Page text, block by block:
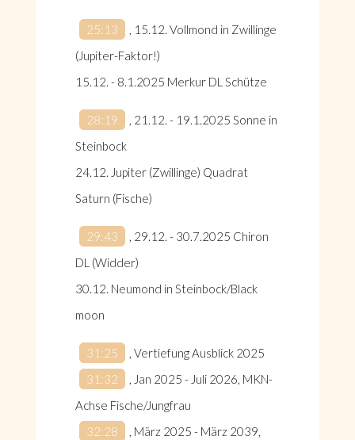
25:13
, 15.12. Vollmond in Zwillinge
(Jupiter-Faktor!)
15.12. - 8.1.2025 Merkur DL Schütze
28:19
, 21.12. - 19.1.2025 Sonne in
Steinbock
24.12. Jupiter (Zwillinge) Quadrat
Saturn (Fische)
29:43
, 29.12. - 30.7.2025 Chiron
DL (Widder)
30.12. Neumond in Steinbock/Black
moon
31:25
, Vertiefung Ausblick 2025
31:32
, Jan 2025 - Juli 2026, MKN-
Achse Fische/Jungfrau
32:28
, März 2025 - März 2039,